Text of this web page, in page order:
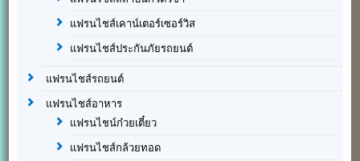
แฟรนไชส์เคาน์เตอร์เซอร์วิส
แฟรนไชส์ประกันภัยรถยนต์
แฟรนไชส์รถยนต์
แฟรนไชส์อาหาร
แฟรนไชน์ก๋วยเตี๋ยว
แฟรนไชส์กล้วยทอด